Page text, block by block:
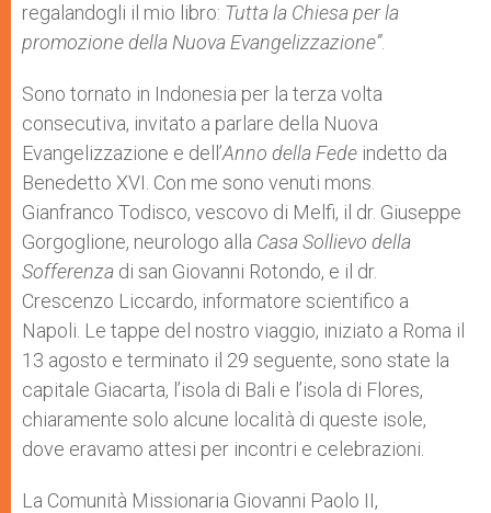
regalandogli il mio libro: Tutta la Chiesa per la
promozione della Nuova Evangelizzazione”.
Sono tornato in Indonesia per la terza volta
consecutiva, invitato a parlare della Nuova
Evangelizzazione e dell’Anno della Fede indetto da
Benedetto XVI. Con me sono venuti mons.
Gianfranco Todisco, vescovo di Melfi, il dr. Giuseppe
Gorgoglione, neurologo alla Casa Sollievo della
Sofferenza di san Giovanni Rotondo, e il dr.
Crescenzo Liccardo, informatore scientifico a
Napoli. Le tappe del nostro viaggio, iniziato a Roma il
13 agosto e terminato il 29 seguente, sono state la
capitale Giacarta, l’isola di Bali e l’isola di Flores,
chiaramente solo alcune località di queste isole,
dove eravamo attesi per incontri e celebrazioni.
La Comunità Missionaria Giovanni Paolo II,